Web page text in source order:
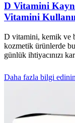
D Vitamini
Vitamini
D vitamini, kemik ve
kozmetik ürünlerde
günlük ihtiyacınızı
Daha fazla bilgi edinin